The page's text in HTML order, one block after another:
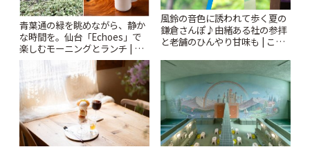
青葉通の緑を眺めながら、静か
な時間を。仙台「Echoes」で
楽しむモーニングとランチ | こ
とりっぷ
風鈴の音色に誘われて歩く夏の
鎌倉さんぽ♪由緒ある社の参拝
と老舗のひんやり甘味も | こと